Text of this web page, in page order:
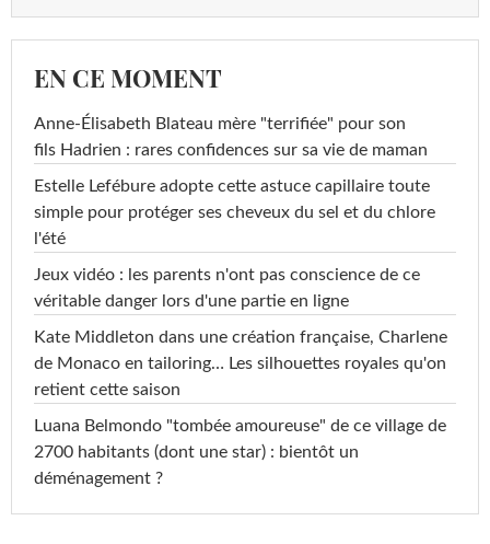
EN CE MOMENT
Anne-Élisabeth Blateau mère "terrifiée" pour son
fils Hadrien : rares confidences sur sa vie de maman
Estelle Lefébure adopte cette astuce capillaire toute
simple pour protéger ses cheveux du sel et du chlore
l'été
Jeux vidéo : les parents n'ont pas conscience de ce
véritable danger lors d'une partie en ligne
Kate Middleton dans une création française, Charlene
de Monaco en tailoring… Les silhouettes royales qu'on
retient cette saison
Luana Belmondo "tombée amoureuse" de ce village de
2700 habitants (dont une star) : bientôt un
déménagement ?